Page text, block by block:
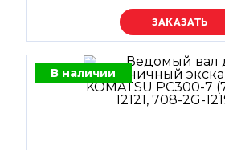
Уточняйте цену
В наличии